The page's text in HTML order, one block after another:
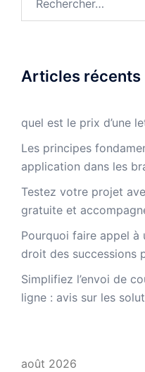
Articles récents
quel est le prix d’une
Les principes
application dans les
Testez votre projet
gratuite et
Pourquoi faire appel à
droit des successions
Simplifiez l’envoi de
ligne : avis sur les
août 2026